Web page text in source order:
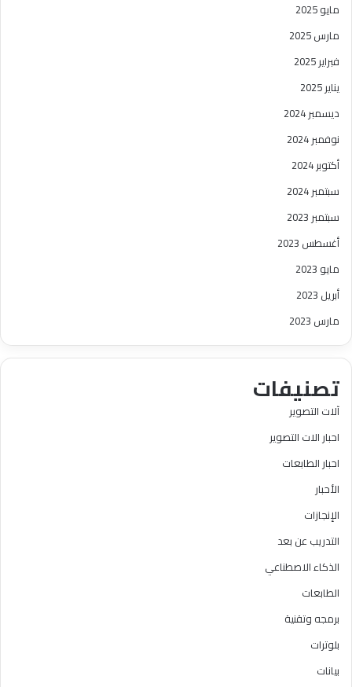
مايو 2025
مارس 2025
فبراير 2025
يناير 2025
ديسمبر 2024
نوفمبر 2024
أكتوبر 2024
سبتمبر 2024
سبتمبر 2023
أغسطس 2023
مايو 2023
أبريل 2023
مارس 2023
تصنيفات
آلات التصوير
احبار الات التصوير
احبار الطابعات
الأحبار
الإنجازات
التدريب عن بعد
الذكاء الاصطناعي
الطابعات
برمجه وتقنية
بلوترات
بيانات